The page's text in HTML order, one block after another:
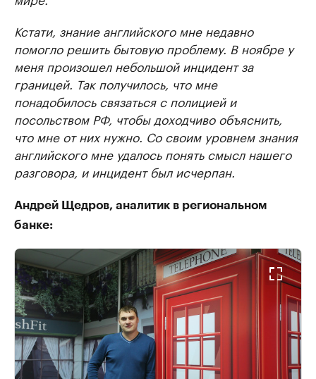
Кстати, знание английского мне недавно
помогло решить бытовую проблему. В ноябре у
меня произошел небольшой инцидент за
границей. Так получилось, что мне
понадобилось связаться с полицией и
посольством РФ, чтобы доходчиво объяснить,
что мне от них нужно. Со своим уровнем знания
английского мне удалось понять смысл нашего
разговора, и инцидент был исчерпан.
Андрей Щедров, аналитик в региональном
банке: